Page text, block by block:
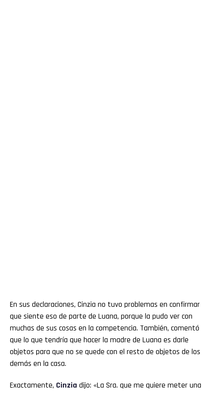
En sus declaraciones, Cinzia no tuvo problemas en confirmar
que siente eso de parte de Luana, porque la pudo ver con
muchas de sus cosas en la competencia. También, comentó
que lo que tendría que hacer la madre de Luana es darle
objetos para que no se quede con el resto de objetos de los
demás en la casa.
Exactamente, Cinzia dijo: «La Sra. que me quiere meter una